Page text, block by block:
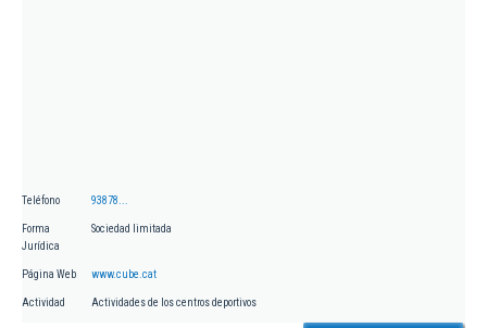
Teléfono 93878...
Forma
Jurídica
Sociedad limitada
Página Web www.cube.cat
Actividad Actividades de los centros deportivos